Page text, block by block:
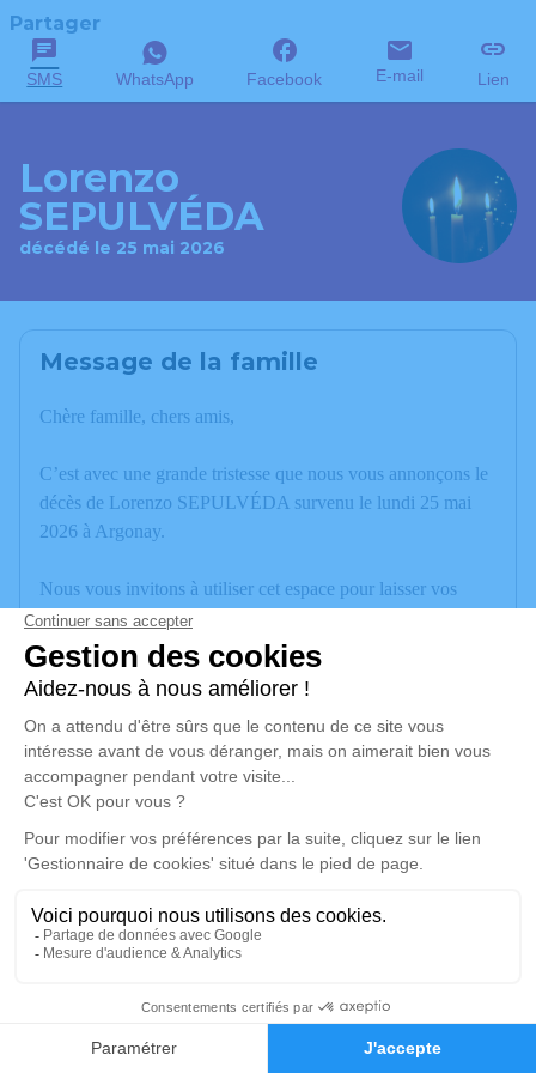
Faire-part Hommages
Partager
SMS WhatsApp Facebook E-mail Lien
Lorenzo
SEPULVÉDA
décédé le 25 mai 2026
Message de la famille
Chère famille, chers amis,
C’est avec une grande tristesse que nous vous annonçons le
décès de Lorenzo SEPULVÉDA survenu le lundi 25 mai
2026 à Argonay.
Nous vous invitons à utiliser cet espace pour laisser vos
condoléances, partager des photos souvenirs, une anecdote
ou exprimer vos pensées à travers des poèmes ou des textes.
Cet endroit est un lieu d'expression dédié à honorer la
Un service de plantation d’arbre hommage est
disponible ici.
Je rends hommage
Cérémonie
mercredi 03 juin 2026 à 15h00
74000 Annecy